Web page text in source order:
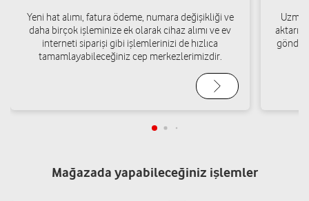
KADIRHAN İLETİŞİM-FERHAT KADIRHAN
Hüseyinağa Mh. İstiklal Cd. Beyoğlu Han No.88-2 Beyoğlu-İstanbul
4441743
Yol tarifi al
Yeni hat alımı, fatura ödeme, numara değişikliği ve
daha birçok işleminize ek olarak cihaz alımı ve ev
interneti siparişi gibi işlemlerinizi de hızlıca
tamamlayabileceğiniz cep merkezlerimizdir.
Mağazada yapabileceğiniz işlemler